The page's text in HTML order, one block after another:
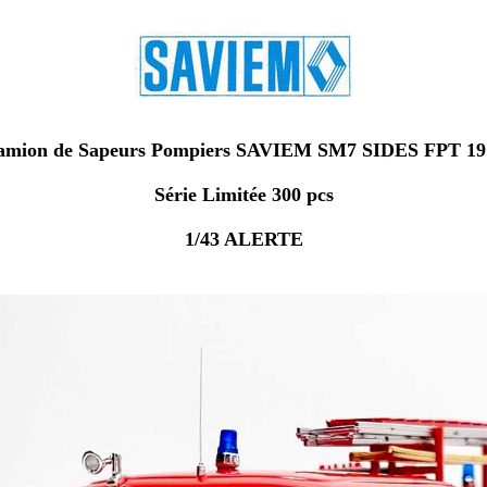
de Sapeurs Pompiers SAVIEM SM7 SIDES FPT
Série Limitée 300 pcs
1/43 ALERTE